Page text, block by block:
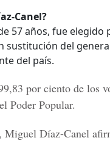
Canel?
57 años, fue elegido
sustitución del
del país.
por ciento de los
Poder Popular.
Miguel Díaz-Canel